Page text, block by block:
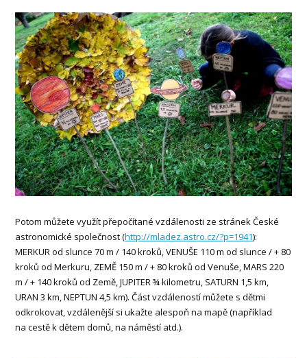
Potom můžete využít přepočítané vzdálenosti ze stránek České
astronomické společnost (http://mladez.astro.cz/?p=1941):
MERKUR od slunce 70 m / 140 kroků, VENUŠE 110 m od slunce / + 80
kroků od Merkuru, ZEMĚ 150 m / + 80 kroků od Venuše, MARS 220
m / + 140 kroků od Země, JUPITER ¾ kilometru, SATURN 1,5 km,
URAN 3 km, NEPTUN 4,5 km). Část vzdáleností můžete s dětmi
odkrokovat, vzdálenější si ukažte alespoň na mapě (například
na cestě k dětem domů, na náměstí atd.).